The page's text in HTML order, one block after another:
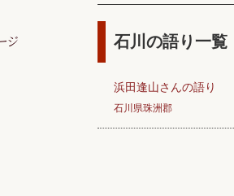
石川の語り一覧
浜田逢山さんの語り
石川県珠洲郡